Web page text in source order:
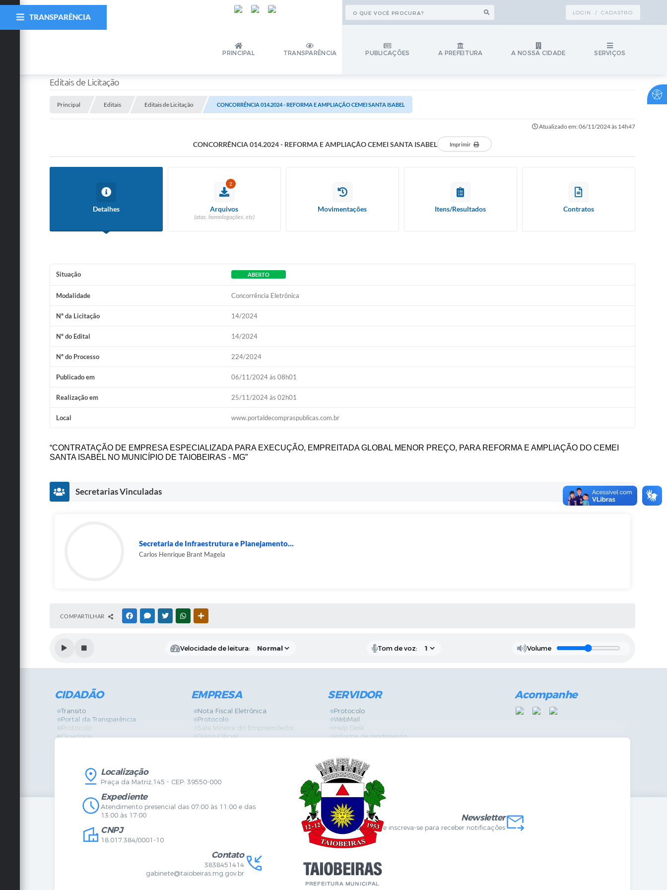
LOGIN / CADASTRO
PRINCIPAL TRANSPARÊNCIA PUBLICAÇÕES A PREFEITURA A NOSSA CIDADE SERVIÇOS
TRANSPARÊNCIA
Editais de Licitação
Principal Editais Editais de Licitação CONCORRÊNCIA 014.2024 - REFORMA E AMPLIAÇÃO CEMEI SANTA ISABEL
Atualizado em: 06/11/2024 às 14h47
CONCORRÊNCIA 014.2024 - REFORMA E AMPLIAÇÃO CEMEI SANTA ISABEL Imprimir
Detalhes
2
Arquivos
(atas, homologações, etc)
Movimentações Itens/Resultados Contratos
Situação ABERTO
Modalidade Concorrência Eletrônica
Nº da Licitação 14/2024
Nº do Edital 14/2024
Nº do Processo 224/2024
Publicado em 06/11/2024 às 08h01
Realização em 25/11/2024 às 02h01
Local www.portaldecompraspublicas.com.br
“CONTRATAÇÃO DE EMPRESA ESPECIALIZADA PARA EXECUÇÃO, EMPREITADA GLOBAL MENOR PREÇO, PARA REFORMA E AMPLIAÇÃO DO CEMEI
SANTA ISABEL NO MUNICÍPIO DE TAIOBEIRAS - MG”
Secretarias Vinculadas
Secretaria de Infraestrutura e Planejamento...
Carlos Henrique Brant Magela
COMPARTILHAR FACEBOOKMESSENGER
TWITTERWHATSAPP
Velocidade de leitura: Tom de voz: Volume
CIDADÃO
Transito
Portal da Transparência
Protocolo
Ouvidoria
Legislação
Diário Oficial
Mapa do Site
Certidões
Agenda de Eventos
Concursos
Telefones Úteis
EMPRESA
Nota Fiscal Eletrônica
Protocolo
Sala Mineira do Empreendedor
Diário Oficial
Serviços Online
Vigilância Sanitária
SERVIDOR
Protocolo
WebMail
Help Desk
Informe de rendimento
GPI
Diário Oficial
Fale com RH
SGDI - Sistema de Gerência de Demandas Internas
Concurso Público e Processo Seletivo
Portal da Atenção Primaria
Acompanhe
Localização
Praça da Matriz,145 - CEP: 39550-000
Expediente
Atendimento presencial das 07:00 às 11:00 e das
13:00 às 17:00
CNPJ
18.017.384/0001-10
Contato
3838451414
gabinete@taiobeiras.mg.gov.br
Newsletter
Clique aquie inscreva-se para receber notificações